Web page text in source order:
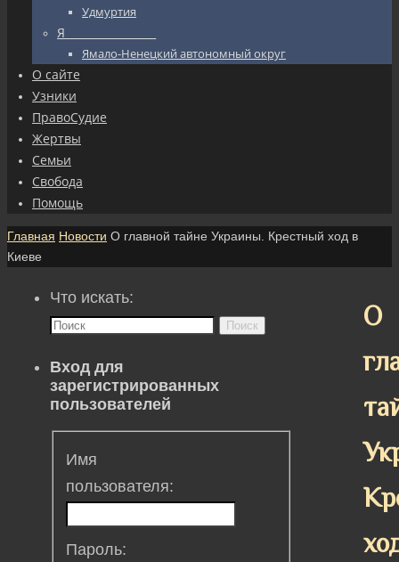
Удмуртия
Я_________________
Ямало-Ненецкий автономный округ
О сайте
Узники
ПравоСудие
Жертвы
Семьи
Свобода
Помощь
Главная Новости О главной тайне Украины. Крестный ход в
Киеве
О
Что искать:
Поиск
Вход для
зарегистрированных
пользователей
Имя
пользователя:
Пароль: